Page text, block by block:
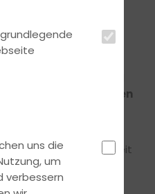
können nur eins
Führerschein
ganzem Herzen und
und viel Fahrvergnügen
Dir in kürzester Zeit
unverbindlichen
uns die
um
verbessern